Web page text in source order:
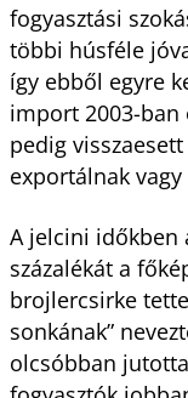
fogyasztási
többi húsféle
így ebből egyre
import 2003-ban
pedig
exportálnak
A jelcini időkben
százalékát a
brojlercsirke
sonkának”
olcsóbban